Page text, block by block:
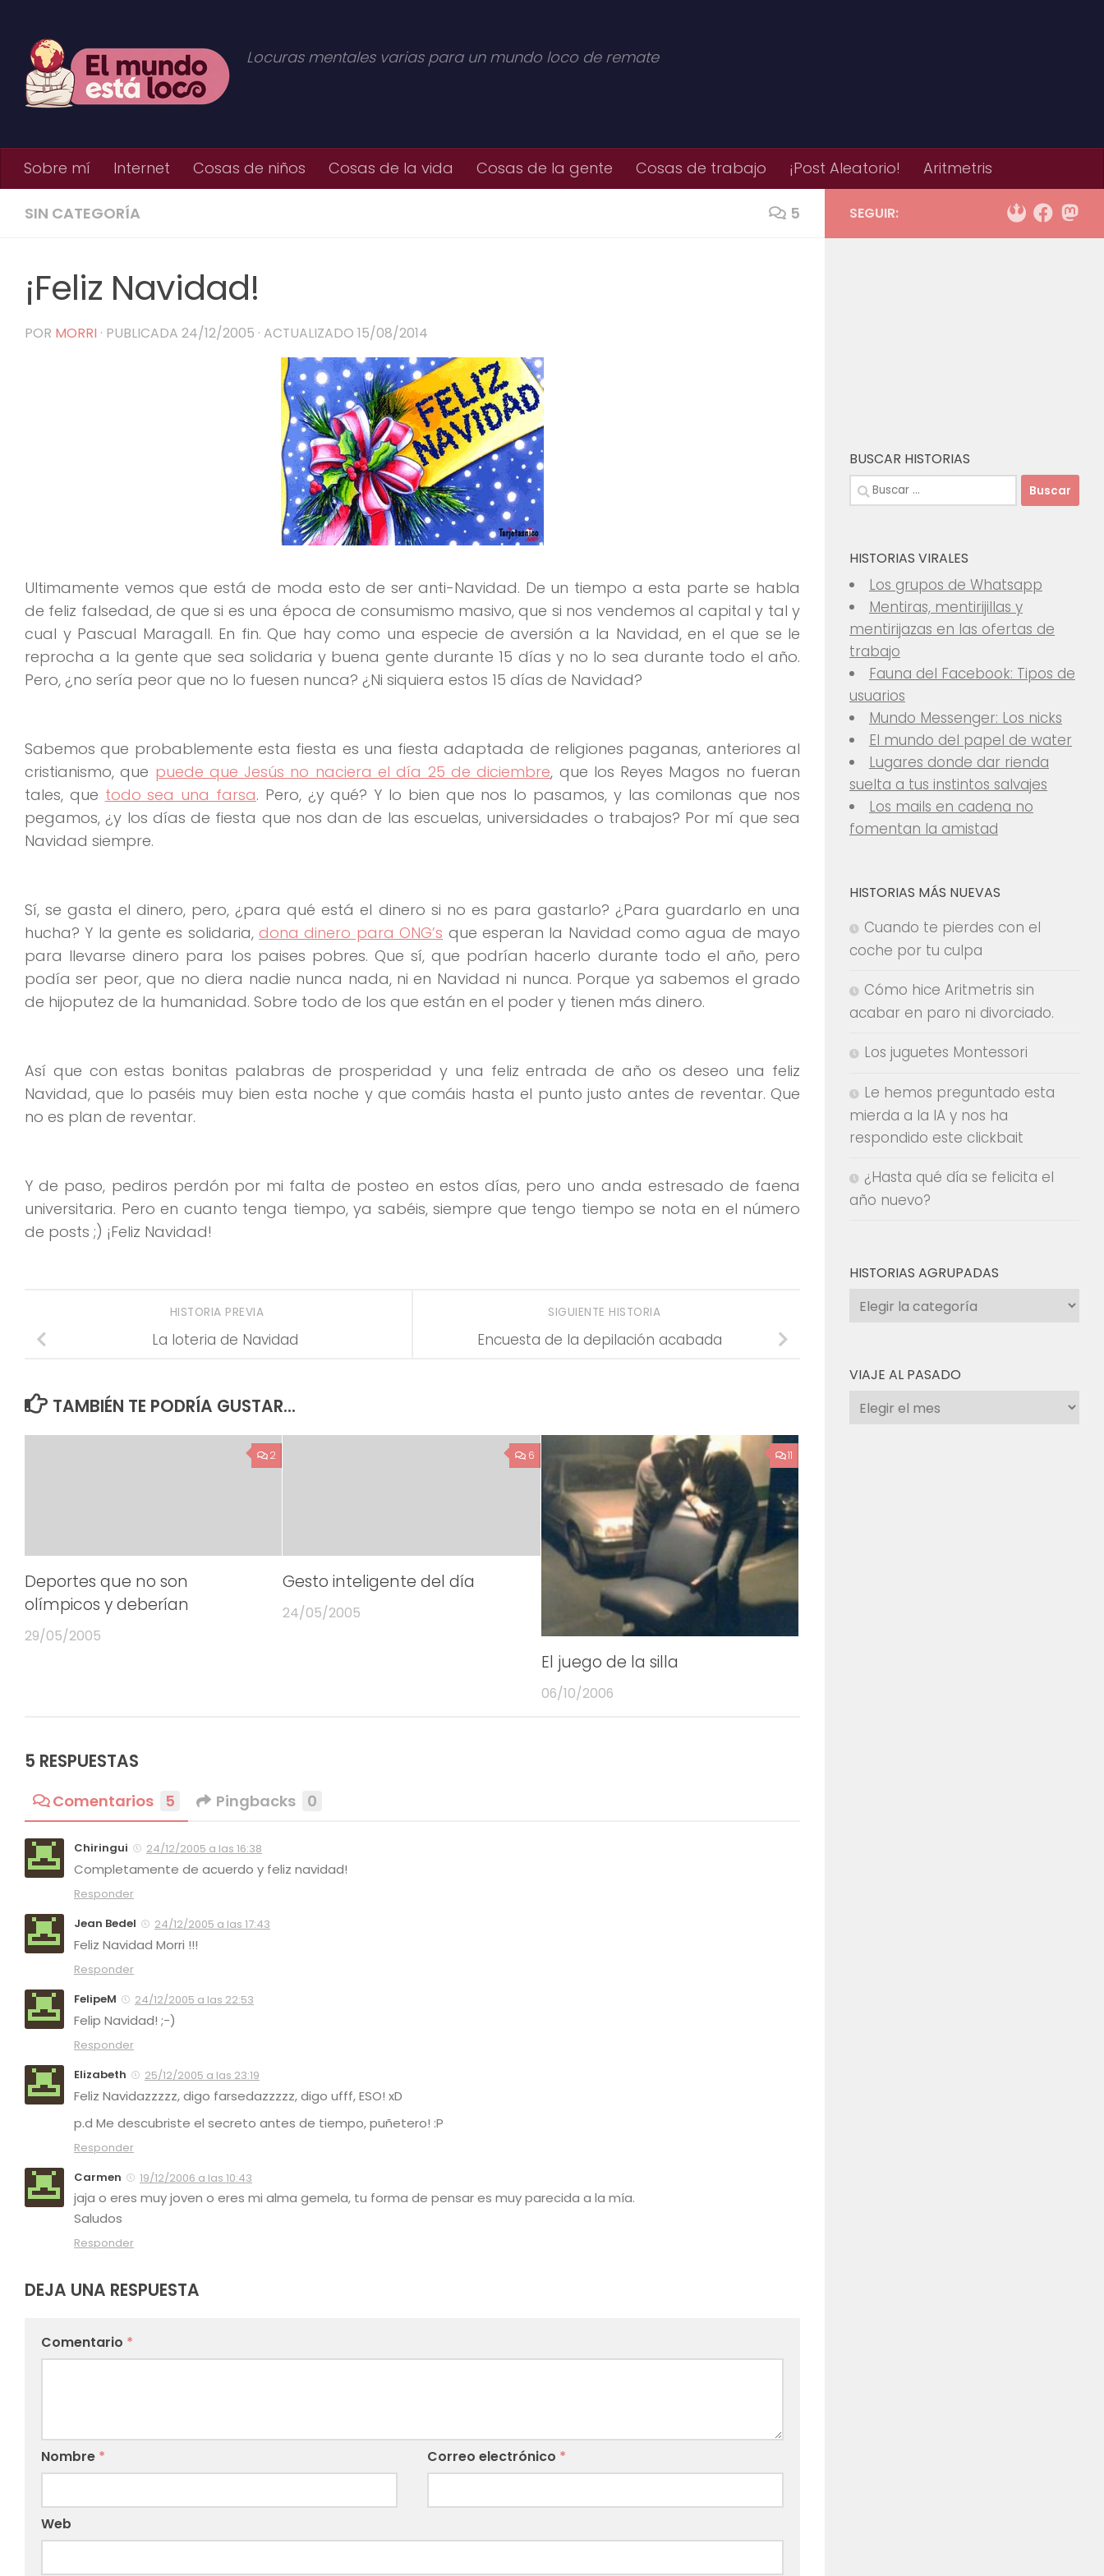
Locuras mentales varias para un mundo loco de remate
Sobre mí Internet Cosas de niños Cosas de la vida Cosas de la gente Cosas de trabajo ¡Post Aleatorio! Aritmetris
SIN CATEGORÍA 5
¡Feliz Navidad!
POR MORRI · PUBLICADA 24/12/2005 · ACTUALIZADO 15/08/2014
Ultimamente vemos que está de moda esto de ser anti-Navidad. De un tiempo a esta parte se habla
de feliz falsedad, de que si es una época de consumismo masivo, que si nos vendemos al capital y tal y
cual y Pascual Maragall. En fin. Que hay como una especie de aversión a la Navidad, en el que se le
reprocha a la gente que sea solidaria y buena gente durante 15 días y no lo sea durante todo el año.
Pero, ¿no sería peor que no lo fuesen nunca? ¿Ni siquiera estos 15 días de Navidad?
Sabemos que probablemente esta fiesta es una fiesta adaptada de religiones paganas, anteriores al
cristianismo, que puede que Jesús no naciera el día 25 de diciembre, que los Reyes Magos no fueran
tales, que todo sea una farsa. Pero, ¿y qué? Y lo bien que nos lo pasamos, y las comilonas que nos
pegamos, ¿y los días de fiesta que nos dan de las escuelas, universidades o trabajos? Por mí que sea
Navidad siempre.
Sí, se gasta el dinero, pero, ¿para qué está el dinero si no es para gastarlo? ¿Para guardarlo en una
hucha? Y la gente es solidaria,dona dinero para ONG’s que esperan la Navidad como agua de mayo
para llevarse dinero para los paises pobres. Que sí, que podrían hacerlo durante todo el año, pero
podía ser peor, que no diera nadie nunca nada, ni en Navidad ni nunca. Porque ya sabemos el grado
de hijoputez de la humanidad. Sobre todo de los que están en el poder y tienen más dinero.
Así que con estas bonitas palabras de prosperidad y una feliz entrada de año os deseo una feliz
Navidad, que lo paséis muy bien esta noche y que comáis hasta el punto justo antes de reventar. Que
no es plan de reventar.
Y de paso, pediros perdón por mi falta de posteo en estos días, pero uno anda estresado de faena
universitaria. Pero en cuanto tenga tiempo, ya sabéis, siempre que tengo tiempo se nota en el número
de posts ;) ¡Feliz Navidad!
SIGUIENTE HISTORIA
Encuesta de la depilación acabada
HISTORIA PREVIA
La loteria de Navidad
TAMBIÉN TE PODRÍA GUSTAR...
2
Deportes que no son
olímpicos y deberían
29/05/2005
6
Gesto inteligente del día
24/05/2005
11
El juego de la silla
06/10/2006
5 RESPUESTAS
Comentarios 5 Pingbacks 0
Chiringui 24/12/2005 a las 16:38
Completamente de acuerdo y feliz navidad!
Responder
Jean Bedel
24/12/2005 a las 17:43
Feliz Navidad Morri !!!
Responder
FelipeM
24/12/2005 a las 22:53
Felip Navidad! ;-)
Responder
Elizabeth
25/12/2005 a las 23:19
Feliz Navidazzzzz, digo farsedazzzzz, digo ufff, ESO! xD
p.d Me descubriste el secreto antes de tiempo, puñetero! :P
Responder
Carmen
19/12/2006 a las 10:43
jaja o eres muy joven o eres mi alma gemela, tu forma de pensar es muy parecida a la mía.
Saludos
Responder
DEJA UNA RESPUESTA
Comentario *
Nombre * Correo electrónico *
Web
SEGUIR:
BUSCAR HISTORIAS
Buscar:
HISTORIAS VIRALES
Los grupos de Whatsapp
Mentiras, mentirijillas y
mentirijazas en las ofertas de
trabajo
Fauna del Facebook: Tipos de
usuarios
Mundo Messenger: Los nicks
El mundo del papel de water
Lugares donde dar rienda
suelta a tus instintos salvajes
Los mails en cadena no
fomentan la amistad
HISTORIAS MÁS NUEVAS
Cuando te pierdes con el
coche por tu culpa
Cómo hice Aritmetris sin
acabar en paro ni divorciado.
Los juguetes Montessori
Le hemos preguntado esta
mierda a la IA y nos ha
respondido este clickbait
¿Hasta qué día se felicita el
año nuevo?
HISTORIAS AGRUPADAS
Historias
agrupadas
VIAJE AL PASADO
Viaje